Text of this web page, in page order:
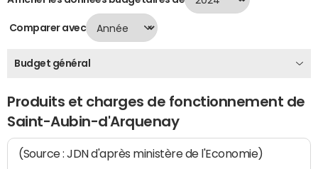
Comparer avec
Budget général
Produits et charges de fonctionnement de
Saint-Aubin-d'Arquenay
(Source : JDN d'après ministère de l'Economie)